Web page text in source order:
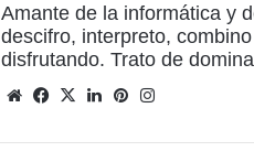
Amante de la informática y
descifro, interpreto,
disfrutando. Trato de
Sitio
Facebook
X LinkedInPinterest